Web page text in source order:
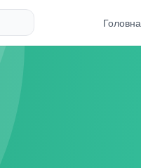
Головна